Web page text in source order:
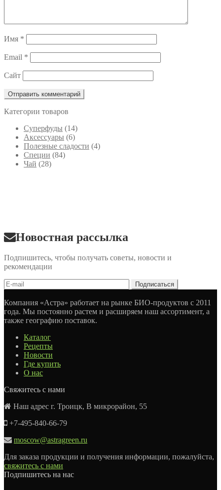
Имя *
Email *
Сайт
Категории товаров
Cуперфуды (14)
Аксессуары (6)
Полезные сладости (4)
Специи (84)
Чай (28)
Новостная рассылка
Подпишитесь, чтобы получать советы, новости и
рекомендации
Компания «Астра» работает на рынке БИО-продуктов с 2011
года. Мы постоянно растем и расширяем наш ассортимент, а
также географию поставок.
Каталог
Рецепты
Новости
Где купить
О нас
Свяжитесь с нами
Наш адрес г. Троицк, В микрорайон, 55
+7-495-840-66-79
moscow@astragreen.ru
Для заказа продукции и получения информации, пожалуйста,
свяжитесь с нами
Подпишитесь на нас